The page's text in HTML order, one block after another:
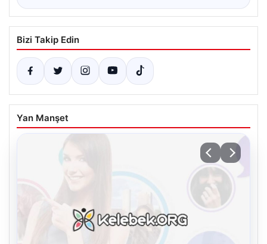
Bizi Takip Edin
Yan Manşet